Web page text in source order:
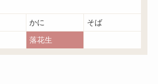
かに
そば
落花生